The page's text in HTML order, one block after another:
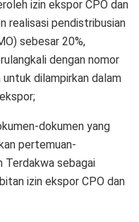
izin ekspor CPO dan
realisasi pendistribusian
sebesar 20%,
dengan nomor
dilampirkan dalam
dokumen yang
pertemuan-
Terdakwa sebagai
izin ekspor CPO dan